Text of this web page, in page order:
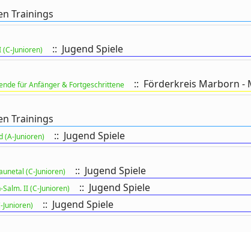
Trainings
(C-Junioren) :: Jugend Spiele
für Anfänger & Fortgeschrittene :: Förderkreis Marborn -
Trainings
(A-Junioren) :: Jugend Spiele
(C-Junioren)
:: Jugend Spiele
Salm. II (C-Junioren)
:: Jugend Spiele
Junioren) :: Jugend Spiele